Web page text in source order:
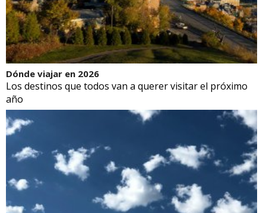
Dónde viajar en 2026
Los destinos que todos van a querer visitar el próximo
año